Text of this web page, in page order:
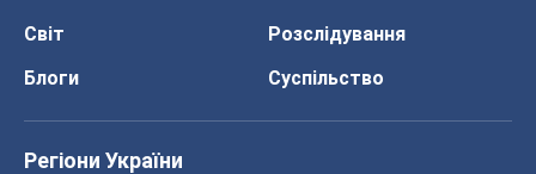
Світ
Розслідування
Блоги
Суспільство
Регіони України